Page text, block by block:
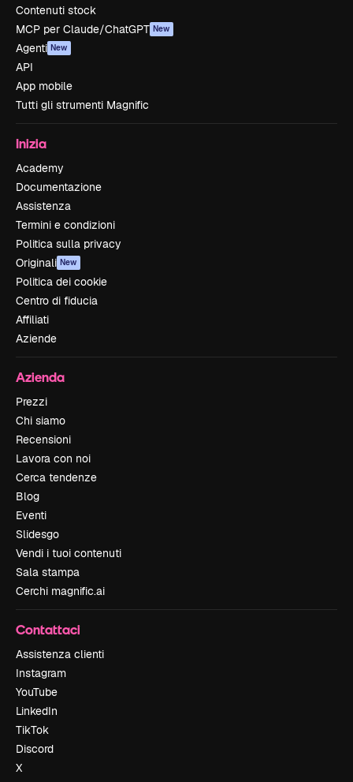
Contenuti stock
MCP per Claude/ChatGPT New
Agenti New
API
App mobile
Tutti gli strumenti Magnific
Inizia
Academy
Documentazione
Assistenza
Termini e condizioni
Politica sulla privacy
Originali New
Politica dei cookie
Centro di fiducia
Affiliati
Aziende
Azienda
Prezzi
Chi siamo
Recensioni
Lavora con noi
Cerca tendenze
Blog
Eventi
Slidesgo
Vendi i tuoi contenuti
Sala stampa
Cerchi magnific.ai
Contattaci
Assistenza clienti
Instagram
YouTube
LinkedIn
TikTok
Discord
X